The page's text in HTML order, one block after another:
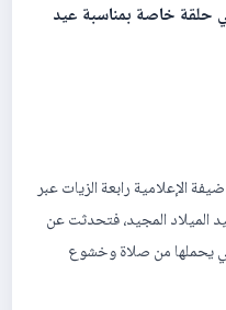
حلقة خاصة بمناسبة عيد
الإعلامية رابعة الزيات عبر
المجيد، فتحدثت عن
يحملها من صلاة وخشوع